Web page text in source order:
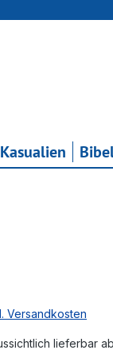
Versandkosten
lieferbar ab